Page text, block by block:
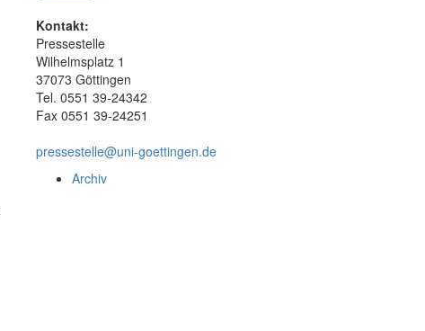
Kontakt:
Pressestelle
Wilhelmsplatz 1
37073 Göttingen
Tel. 0551 39-24342
Fax 0551 39-24251
pressestelle@uni-goettingen.de
Archiv